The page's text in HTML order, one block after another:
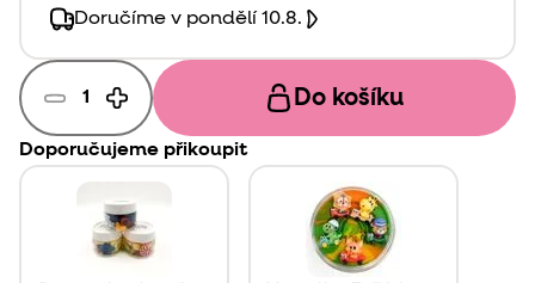
Doručíme v pondělí 10.8.
Do košíku
Doporučujeme přikoupit